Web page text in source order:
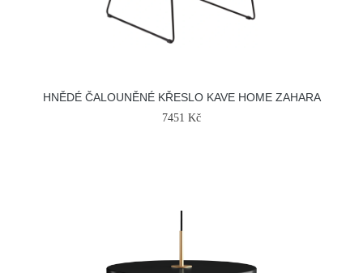
HNĚDÉ ČALOUNĚNÉ KŘESLO KAVE HOME ZAHARA
7451 Kč